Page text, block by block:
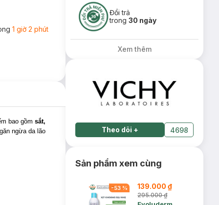
1 giờ 2 phút
bao gồm sắt,
ngừa da lão
Đổi trả
trong30 ngày
Xem thêm
Theo dõi + 4698
Sản phẩm xem cùng
-53% 139.000 ₫
295.000 ₫